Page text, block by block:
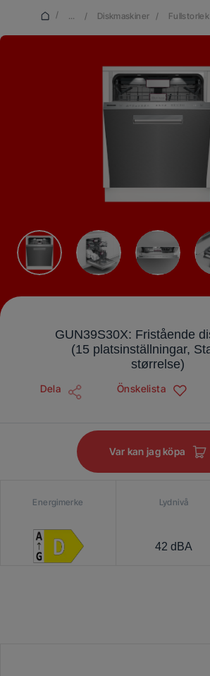
/ ... / Diskmaskiner / Fullstorlek
GUN39S30X: Fristående
(15 platsinställningar,
størrelse)
Dela Önskelista
Var kan jag köpa
Energimerke Lydnivå
42 dBA